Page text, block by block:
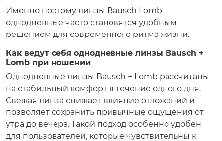
Именно поэтому линзы Bausch Lomb
однодневные часто становятся удобным
решением для современного ритма жизни.
Как ведут себя однодневные линзы Bausch +
Lomb при ношении
Однодневные линзы Bausch + Lomb рассчитаны
на стабильный комфорт в течение одного дня.
Свежая линза снижает влияние отложений и
позволяет сохранить привычные ощущения от
утра до вечера. Такой подход особенно удобен
для пользователей, которые чувствительны к